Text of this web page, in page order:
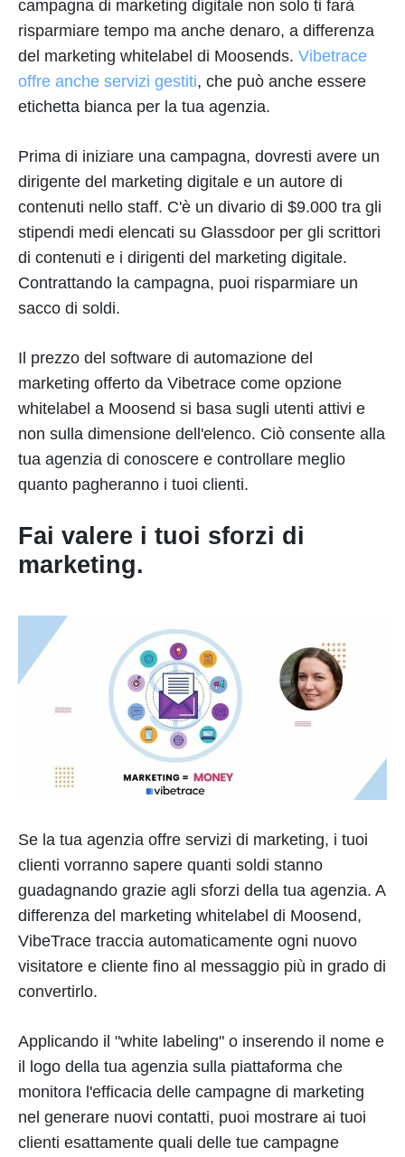
campagna di marketing digitale non solo ti farà
risparmiare tempo ma anche denaro, a differenza
del marketing whitelabel di Moosends. Vibetrace
offre anche servizi gestiti, che può anche essere
etichetta bianca per la tua agenzia.
Prima di iniziare una campagna, dovresti avere un
dirigente del marketing digitale e un autore di
contenuti nello staff. C'è un divario di $9.000 tra gli
stipendi medi elencati su Glassdoor per gli scrittori
di contenuti e i dirigenti del marketing digitale.
Contrattando la campagna, puoi risparmiare un
sacco di soldi.
Il prezzo del software di automazione del
marketing offerto da Vibetrace come opzione
whitelabel a Moosend si basa sugli utenti attivi e
non sulla dimensione dell'elenco. Ciò consente alla
tua agenzia di conoscere e controllare meglio
quanto pagheranno i tuoi clienti.
Fai valere i tuoi sforzi di
marketing.
Se la tua agenzia offre servizi di marketing, i tuoi
clienti vorranno sapere quanti soldi stanno
guadagnando grazie agli sforzi della tua agenzia. A
differenza del marketing whitelabel di Moosend,
VibeTrace traccia automaticamente ogni nuovo
visitatore e cliente fino al messaggio più in grado di
convertirlo.
Applicando il "white labeling" o inserendo il nome e
il logo della tua agenzia sulla piattaforma che
monitora l'efficacia delle campagne di marketing
nel generare nuovi contatti, puoi mostrare ai tuoi
clienti esattamente quali delle tue campagne